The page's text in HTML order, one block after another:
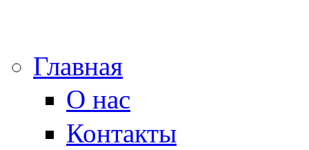
Главная
О нас
Контакты